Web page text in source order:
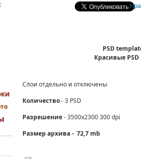
PSD
Красивые
Слои отдельно и отключены
Количество- 3 PSD
Разрешение- 3500x2300 300 dpi
Размер архива - 72,7 mb